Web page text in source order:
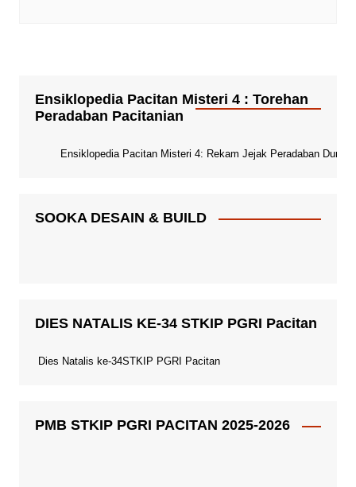
Ensiklopedia Pacitan Misteri 4 : Torehan
Peradaban Pacitanian
Ensiklopedia Pacitan Misteri 4: Rekam Jejak Peradaban Dunia
SOOKA DESAIN & BUILD
DIES NATALIS KE-34 STKIP PGRI Pacitan
Dies Natalis ke-34STKIP PGRI Pacitan
PMB STKIP PGRI PACITAN 2025-2026